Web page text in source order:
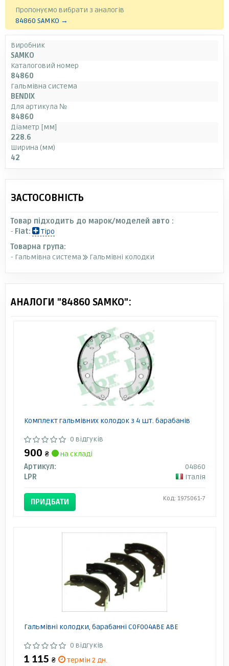
Пропонуємо вибрати з аналогів
84860 SAMKO →
Виробник
SAMKO
Каталоговий номер
84860
Гальмівна система
BENDIX
Для артикула №
84860
Діаметр [мм]
228.6
Ширина (мм)
42
ЗАСТОСОВНІСТЬ
Товар підходить до марок/моделей авто :
- Fiat:
Tipo
Товарна група:
- Гальмівна система
Гальмівні колодки
АНАЛОГИ "84860 SAMKO":
Комплект гальмівних колодок з 4 шт. барабанів
0 відгуків
900 ₴
на складі
Артикул:
04860
LPR
Італія
ПРИДБАТИ Код: 1975061-7
Гальмівні колодки, барабанні C0F004ABE ABE
0 відгуків
1 115 ₴ термін 2 дн.